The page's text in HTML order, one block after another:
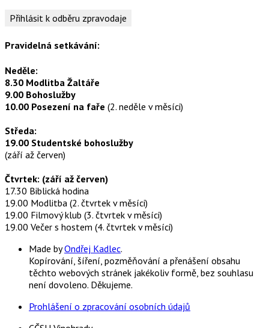
Pravidelná setkávání:
Neděle:
8.30 Modlitba Žaltáře
9.00 Bohoslužby
10.00 Posezení na faře (2. neděle v měsíci)
Středa:
19.00 Studentské bohoslužby
(září až červen)
Čtvrtek: (září až červen)
17.30 Biblická hodina
19.00 Modlitba (2. čtvrtek v měsíci)
19.00 Filmový klub (3. čtvrtek v měsíci)
19.00 Večer s hostem (4. čtvrtek v měsíci)
Made byOndřej Kadlec.
Kopírování, šíření, pozměňování a přenášení obsahu
těchto webových stránek jakékoliv formě, bez souhlasu
není dovoleno. Děkujeme.
Prohlášení o zpracování osobních údajů